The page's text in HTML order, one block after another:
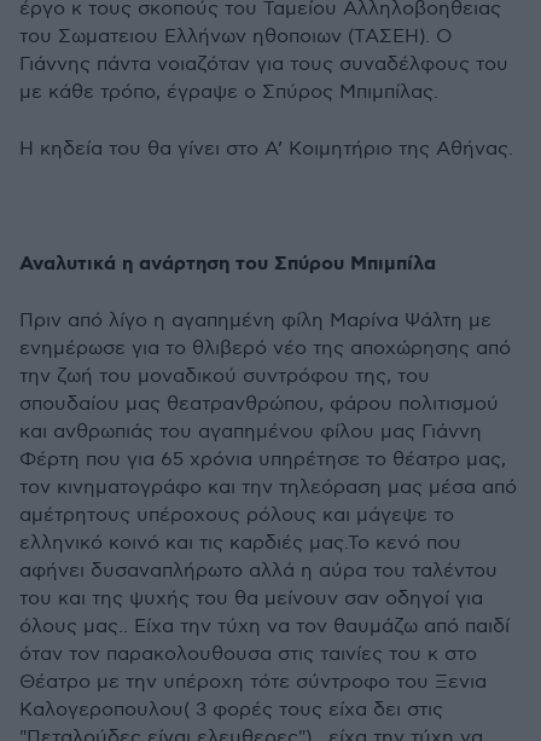
έργο κ τους σκοπούς του Ταμείου Αλληλοβοηθειας
του Σωματειου Ελλήνων ηθοποιων (ΤΑΣΕΗ). Ο
Γιάννης πάντα νοιαζόταν για τους συναδέλφους του
με κάθε τρόπο, έγραψε ο Σπύρος Μπιμπίλας.
Η κηδεία του θα γίνει στο Α’ Κοιμητήριο της Αθήνας.
Αναλυτικά η ανάρτηση του Σπύρου Μπιμπίλα
Πριν από λίγο η αγαπημένη φίλη Μαρίνα Ψάλτη με
ενημέρωσε για το θλιβερό νέο της αποχώρησης από
την ζωή του μοναδικού συντρόφου της, του
σπουδαίου μας θεατρανθρώπου, φάρου πολιτισμού
και ανθρωπιάς του αγαπημένου φίλου μας Γιάννη
Φέρτη που για 65 χρόνια υπηρέτησε το θέατρο μας,
τον κινηματογράφο και την τηλεόραση μας μέσα από
αμέτρητους υπέροχους ρόλους και μάγεψε το
ελληνικό κοινό και τις καρδιές μας.Το κενό που
αφήνει δυσαναπλήρωτο αλλά η αύρα του ταλέντου
του και της ψυχής του θα μείνουν σαν οδηγοί για
όλους μας.. Είχα την τύχη να τον θαυμάζω από παιδί
όταν τον παρακολουθουσα στις ταινίες του κ στο
Θέατρο με την υπέροχη τότε σύντροφο του Ξενια
Καλογεροπουλου( 3 φορές τους είχα δει στις